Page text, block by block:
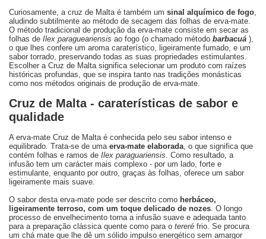
Curiosamente, a cruz de Malta é também um sinal alquímico de fogo,
aludindo subtilmente ao método de secagem das folhas de erva-mate.
O método tradicional de produção da erva-mate consiste em secar as
folhas de Ilex paragueariensis ao fogo (o chamado método barbacuá ),
o que lhes confere um aroma caraterístico, ligeiramente fumado, e um
sabor torrado, preservando todas as suas propriedades estimulantes.
Escolher a Cruz de Malta significa selecionar um produto com raízes
históricas profundas, que se inspira tanto nas tradições monásticas
como nos métodos originais de produção de erva-mate.
Cruz de Malta - caraterísticas de sabor e
qualidade
A erva-mate Cruz de Malta é conhecida pelo seu sabor intenso e
equilibrado. Trata-se de uma erva-mate elaborada, o que significa que
contém folhas e ramos de Ilex paraguariensis. Como resultado, a
infusão tem um carácter mais complexo - por um lado, forte e
estimulante, enquanto por outro, graças às folhas, oferece um sabor
ligeiramente mais suave.
O sabor desta erva-mate pode ser descrito como herbáceo,
ligeiramente terroso, com um toque delicado de nozes. O longo
processo de envelhecimento torna a infusão suave e adequada tanto
para a preparação clássica quente como para o tereré frio. Se procura
um chá mate que lhe dê um sólido impulso energético sem amargor